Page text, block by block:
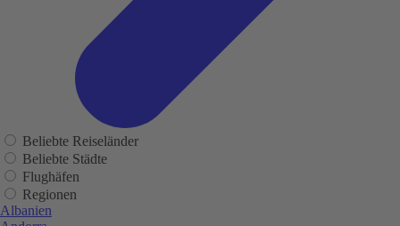
Beliebte Reiseländer
Beliebte Städte
Flughäfen
Regionen
Albanien